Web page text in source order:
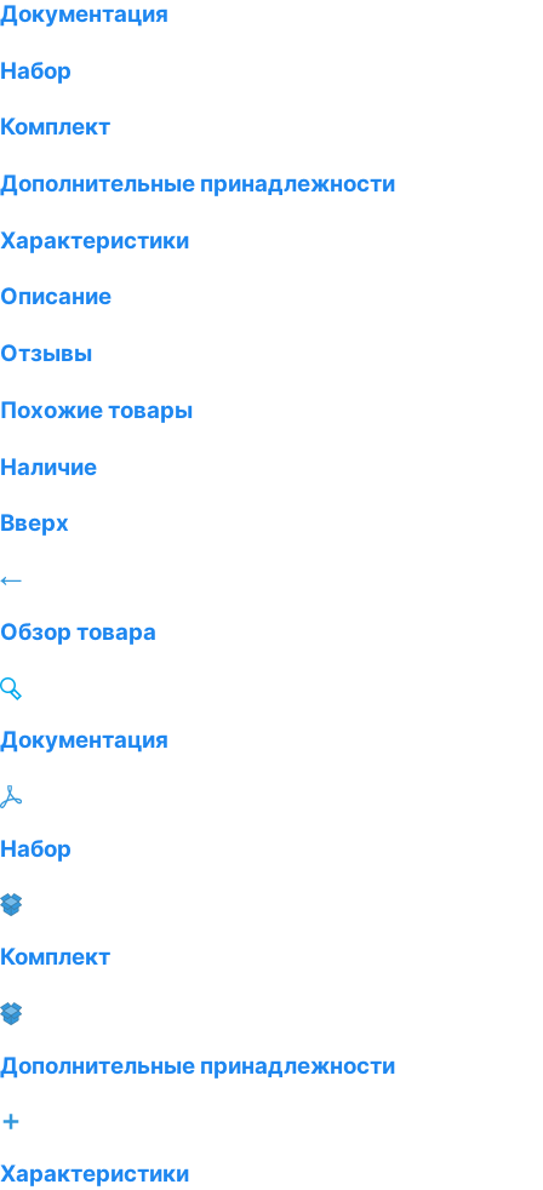
Документация
Набор
Комплект
Дополнительные принадлежности
Характеристики
Описание
Отзывы
Похожие товары
Наличие
Вверх
Обзор товара
Документация
Набор
Комплект
Дополнительные принадлежности
Характеристики